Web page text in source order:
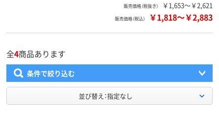
販売価格（税抜き） ￥1,653～￥2,621
販売価格（税込） ￥1,818～￥2,883
全4商品あります
条件で絞り込む
並び替え：指定なし